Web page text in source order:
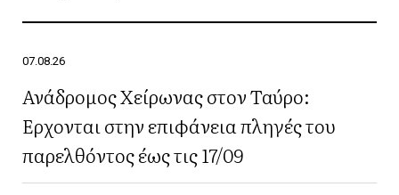
07.08.26
Ανάδρομος Χείρωνας στον Ταύρο:
Έρχονται στην επιφάνεια πληγές του
παρελθόντος έως τις 17/09